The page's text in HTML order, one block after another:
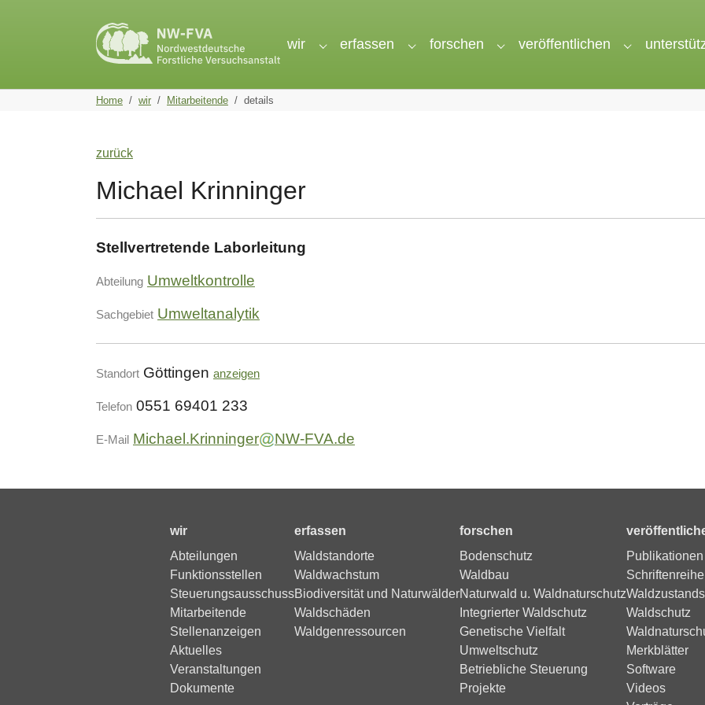
wir
Submenu for "wir"
erfassen
Submenu for "erfassen"
forschen
Submenu for "forschen"
veröffentlichen
Submenu
You are here:
Home wir Mitarbeitende details
zurück
Michael Krinninger
Stellvertretende Laborleitung
Abteilung Umweltkontrolle
Sachgebiet Umweltanalytik
Standort Göttingen anzeigen
Telefon 0551 69401 233
E-Mail Michael.Krinninger NW-FVA.de
wir
Abteilungen
Funktionsstellen
Steuerungsausschuss
Mitarbeitende
Stellenanzeigen
Aktuelles
Veranstaltungen
Dokumente
erfassen
Waldstandorte
Waldwachstum
Biodiversität und Naturwälder
Waldschäden
Waldgenressourcen
forschen
Bodenschutz
Waldbau
Naturwald u. Waldnaturschutz
Integrierter Waldschutz
Genetische Vielfalt
Umweltschutz
Betriebliche Steuerung
Projekte
Publikationen
Schriftenreihe
Waldschutz
Merkblätter
Software
Videos